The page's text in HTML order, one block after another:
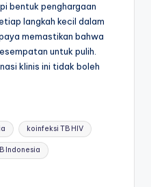
bentuk penghargaan
langkah kecil dalam
memastikan bahwa
untuk pulih.
klinis ini tidak boleh
koinfeksi TB HIV
Indonesia